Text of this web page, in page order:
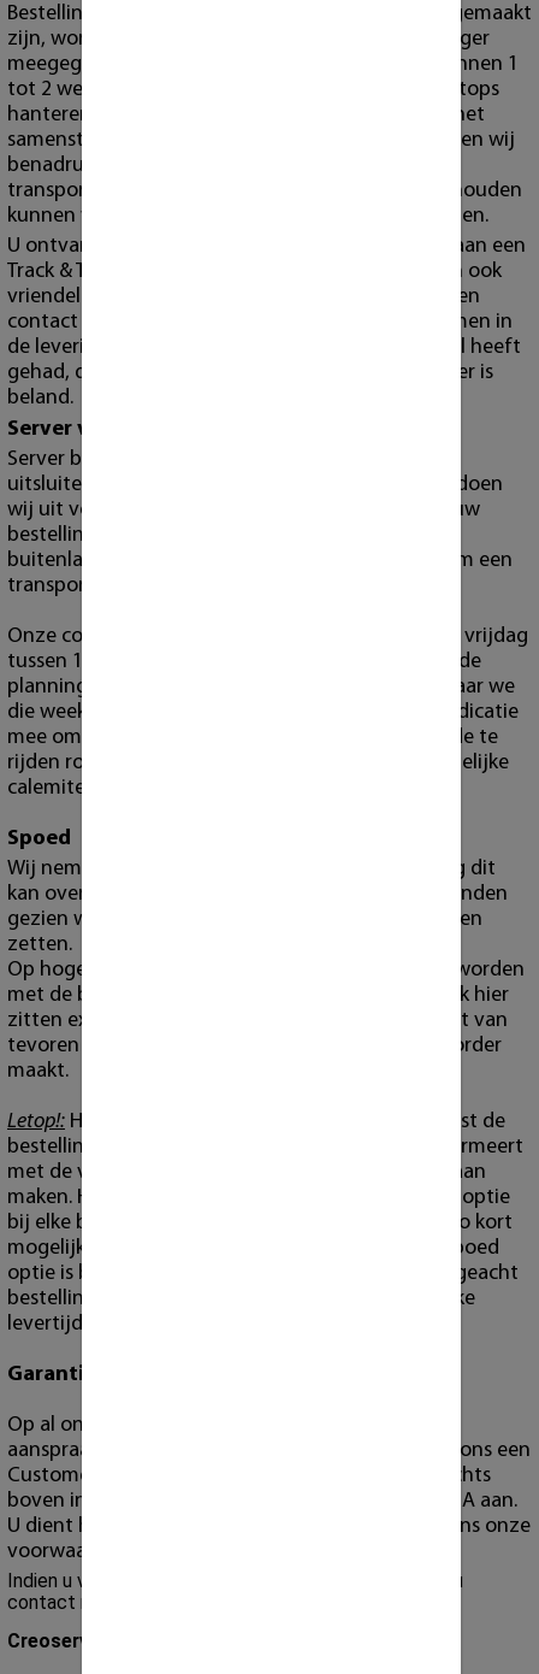
Bestellingen van losse onderdelen die voor 15:00 gemaakt
zijn, worden dezelfde dag nog met de post bezorger
meegegeven. U heeft uw bestelling vervolgens binnen 1
tot 2 werkdagen in huis. Voor workstations, en laptops
hanteren wij langere lever tijden in verband met het
samenstellen en testen van de producten. Wel willen wij
benadrukken dat de levertijd afhangt van de
transporteur, en dat wij niet verantwoordelijk gehouden
kunnen worden voor eventuele vertragingen bij hen.
U ontvangt voor bestellingen welke via de post gaan een
Track & Trace code in uw mail. Wij verzoeken u dan ook
vriendelijk om deze in de gaten te houden en alleen
contact met ons op te nemen wanneer er problemen in
de levering zijn. Wanneer u geen Track & Trace mail heeft
gehad, dan kan het zijn dat deze in uw spam folder is
beland.
Server verzending
Server bestellingen en grote orders bezorgen wij
uitsluitend zelf via onze eigen bezorgservice. Dit doen
wij uit voorzorgsmaatregel ter bescherming van uw
bestelling. Alleen op hoge uitzondering of bij
buitenlandse bestellingen zijn wij genoodzaakt om een
transportdienst te gebruiken.
Onze collega bezorgt elke week op donderdag en vrijdag
tussen 11:00 en 18:00 uur. Hiervoor verzenden wij de
planning de woensdag ervoor naar alle klanten waar we
die week bezorgen. Wij geven echter
tijds indicatie
mee omdat er te veel variablen meespelen zoals de te
rijden route, het verkeer, het weer, of andere dergelijke
calemiteiten.
Spoed
Wij nemen spoed gevallen aan mits onze planning dit
kan overzien. Hiervoor zijn wel extra kosten verbonden
gezien wij actieve orders hiervoor op pauze moeten
zetten.
Op hoge uitzondering kan dit ook gecombineert worden
met de bezorging buiten de reguliere dagen. Oook hier
zitten extra kosten aan verbonden. Ook dient u dit van
tevoren met ons te communiceren voordat u de order
maakt.
Letop!: Het is absoluut NIET de bedoeling dat u eerst de
bestelling maakt, en u vervolgens er ons over informeert
met de verwachting dat we het ook met spoed gaan
maken. Het is ook NIET de bedoeling om de spoed optie
bij elke bestelling in te zetten om op deze wijze zo kort
mogelijke bestelling/levertijd af te dwingen. De spoed
optie is bedoeld voor spoed gevallen. Men wordt geacht
bestelling op tijd te maken volgens de gebruikelijke
levertijden.
Garantie
Op al onze producten geld garantie. Echter wilt u
aanspraak maken op garantie, dan dient u wel bij ons een
Customer Portal account te hebben ("register" rechts
boven in). Alleen via dit portaal nemen wij een RMA aan.
U dient hiervoor de richtlijnen te volgen die volgens onze
voorwaarden van toepassing zijn.
Indien u vragen heeft over de verzendingen dan kunt u
contact met ons opnemen.
Creoserver B.V